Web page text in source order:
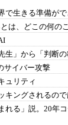
で生きる準備が
は、どこの何の
生」から「判断
サイバー攻撃
ュリティ
キングされるの
れる」説。20年